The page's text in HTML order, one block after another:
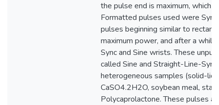
the pulse end is maximum, which
Formatted pulses used were
pulses beginning similar to
maximum power, and after a
Sync and Sine wrists. These
called Sine and Straight-Line-
heterogeneous samples (solid-
CaSO4.2H2O, soybean meal,
Polycaprolactone. These pulses